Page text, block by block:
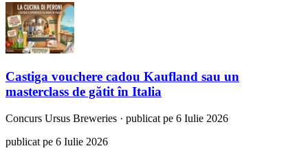
Castiga vouchere cadou Kaufland sau un
masterclass de gătit în Italia
Concurs Ursus Breweries · publicat pe 6 Iulie 2026
publicat pe 6 Iulie 2026